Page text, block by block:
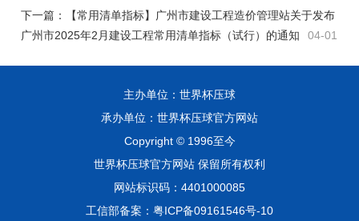
下一篇：
【常用清单指标】广州市建设工程造价管理站关于发布
广州市2025年2月建设工程常用清单指标（试行）的通知
04-01
主办单位：世界杯压球
承办单位：世界杯压球官方网站
Copyright © 1996至今
世界杯压球官方网站 保留所有权利
网站标识码：4401000085
工信部备案：粤ICP备09161546号-10